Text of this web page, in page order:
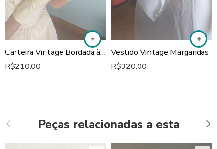
Carteira Vintage Bordada à Mão
R$210.00
Vestido Vintage Margaridas
R$320.00
Peças relacionadas a esta